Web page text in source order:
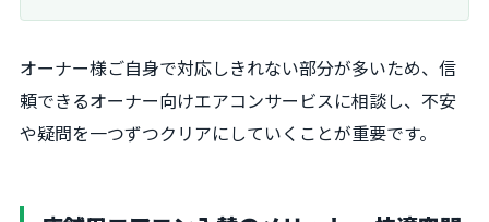
オーナー様ご自身で対応しきれない部分が多いため、信
頼できるオーナー向けエアコンサービスに相談し、不安
や疑問を一つずつクリアにしていくことが重要です。